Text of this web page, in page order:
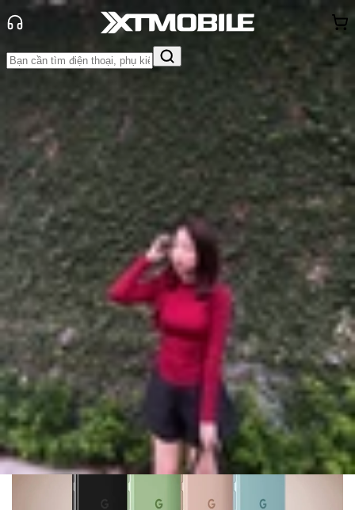
Tin tức
Tin Mới
Tin Mới
Đánh Giá - Trên Tay So Sánh Tư vấn
Khuyến
mãiThủ thuật Hỏi đáp App - Game Thông báo
Khách
hàng - Sự kiện
Giá bán và thông số kỹ thuật của
Google Pixel 8 và Pixel 8 Pro tiếp
tục bị rò rỉ
Anh Thư
Ngày đăng: 25/09/2023
Cập nhật:
25/09/2023
Theo dõi XTMobile trên